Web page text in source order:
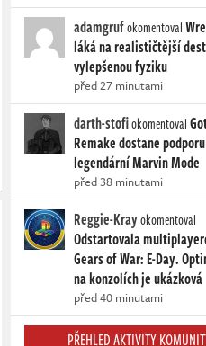
adamgrufokomentoval
láká na realističtější
vylepšenou fyziku
před 27 minutami
darth-stofiokomentoval
Remake dostane
legendární Marvin Mode
před 38 minutami
Reggie-Krayokomentoval
Odstartovala
Gears of War: E-Day.
na konzolích je ukázková
před 40 minutami
PŘEHLED AKTIVITY